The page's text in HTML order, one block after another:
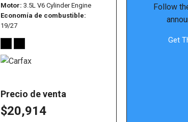
Motor 3.5L V6 Cylinder Engine
Economía de combustible
19/27
Precio de venta
$20,914
Follow
Get